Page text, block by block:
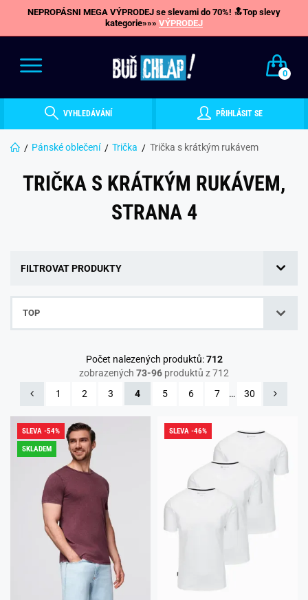
NEPROPÁSNI MEGA VÝPRODEJ se slevami do 70%! 🔝Top slevy
kategorie»»» VÝPRODEJ
0
VYHLEDÁVÁNÍ PŘIHLÁSIT SE
Pánské oblečení Trička Trička s krátkým rukávem
TRIČKA S KRÁTKÝM RUKÁVEM,
STRANA 4
FILTROVAT PRODUKTY
TOP
Počet nalezených produktů:712
zobrazených 73-96produktů z 712
1
2 3 4 5 6 7 … 30
SLEVA -54%
SKLADEM
SLEVA -46%